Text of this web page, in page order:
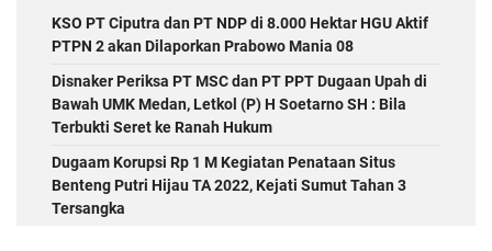
KSO PT Ciputra dan PT NDP di 8.000 Hektar HGU Aktif
PTPN 2 akan Dilaporkan Prabowo Mania 08
Disnaker Periksa PT MSC dan PT PPT Dugaan Upah di
Bawah UMK Medan, Letkol (P) H Soetarno SH : Bila
Terbukti Seret ke Ranah Hukum
Dugaam Korupsi Rp 1 M Kegiatan Penataan Situs
Benteng Putri Hijau TA 2022, Kejati Sumut Tahan 3
Tersangka